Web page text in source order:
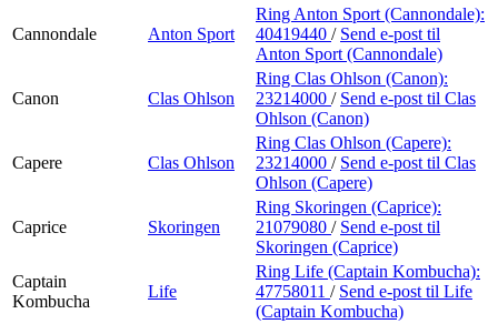
Cannondale Anton Sport
Ring Anton Sport (Cannondale):
40419440 / Send e-post til
Anton Sport (Cannondale)
Canon Clas Ohlson
Ring Clas Ohlson (Canon):
23214000 / Send e-post til Clas
Ohlson (Canon)
Capere Clas Ohlson
Ring Clas Ohlson (Capere):
23214000 / Send e-post til Clas
Ohlson (Capere)
Caprice Skoringen
Ring Skoringen (Caprice):
21079080 / Send e-post til
Skoringen (Caprice)
Captain
Kombucha
Life
Ring Life (Captain Kombucha):
47758011 / Send e-post til Life
(Captain Kombucha)